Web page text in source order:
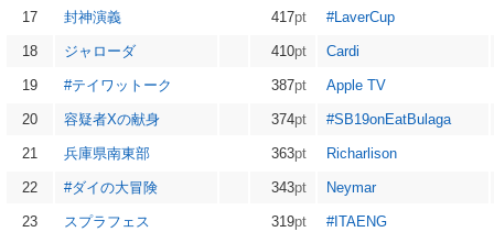
17 封神演義 417pt #LaverCup
18 ジャローダ 410pt Cardi
19 #テイワットーク 387pt Apple TV
20 容疑者Xの献身 374pt #SB19onEatBulaga
21 兵庫県南東部 363pt Richarlison
22 #ダイの大冒険 343pt Neymar
23 スプラフェス 319pt #ITAENG